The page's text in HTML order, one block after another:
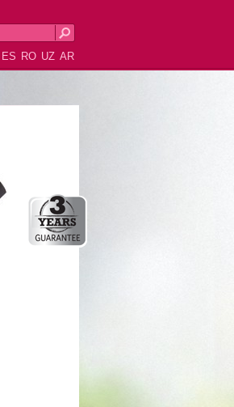
ES RO UZ AR